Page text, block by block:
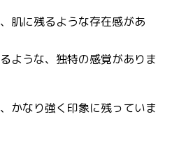
肌に残るような存在感があ
ような、独特の感覚がありま
かなり強く印象に残っていま